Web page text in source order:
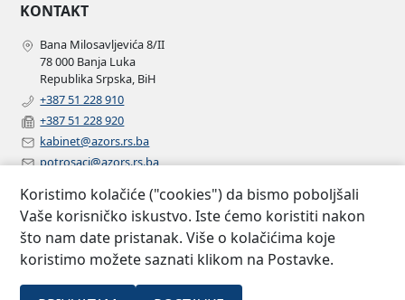
KONTAKT
Bana Milosavljevića 8/II
78 000 Banja Luka
Republika Srpska, BiH
+387 51 228 910
+387 51 228 920
kabinet@azors.rs.ba
potrosaci@azors.rs.ba
PRATITE NAS
Facebook
Instagram
Linkedin
Koristimo kolačiće ("cookies") da bismo poboljšali
Vaše korisničko iskustvo. Iste ćemo koristiti nakon
što nam date pristanak. Više o kolačićima koje
koristimo možete saznati klikom na Postavke.